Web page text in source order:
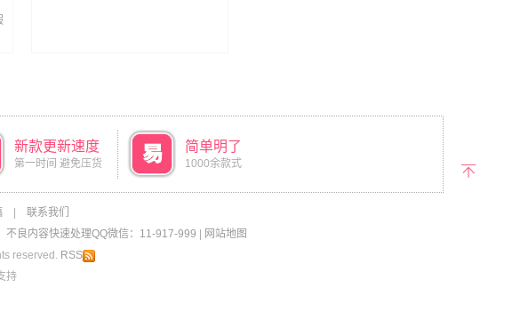
新款更新速度
第一时间 避免压货
简单明了
1000余款式
联系我们
不良内容快速处理QQ微信：11-917-999
网站地图
reserved. RSS
持